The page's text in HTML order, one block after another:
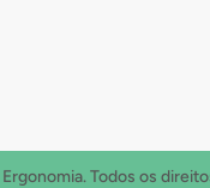
Todos os